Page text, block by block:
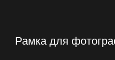
Рамка для